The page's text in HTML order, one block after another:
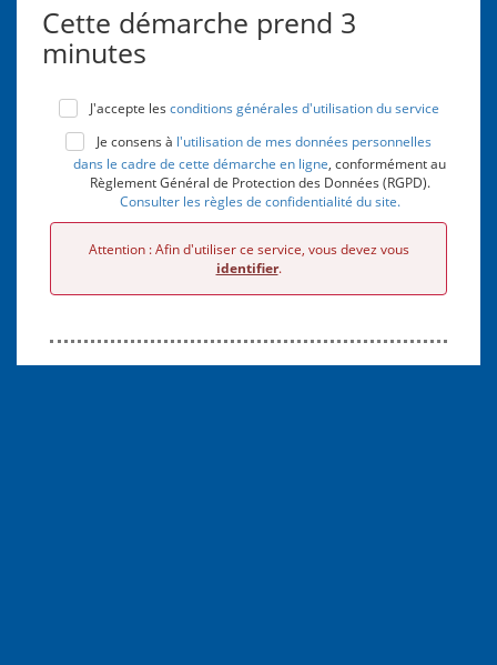
Cette démarche prend 3
minutes
J'accepte les conditions générales d'utilisation du service
Je consens à l'utilisation de mes données personnelles
dans le cadre de cette démarche en ligne, conformément au
Règlement Général de Protection des Données (RGPD).
Consulter les règles de confidentialité du site.
Attention : Afin d'utiliser ce service, vous devez vous
identifier.